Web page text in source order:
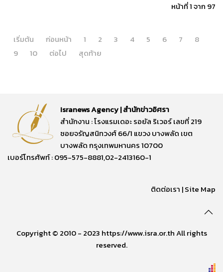
หน้าที่ 1 จาก 97
เริ่มต้น ก่อนหน้า 1 2 3 4 5 6 7
8
9
10 ต่อไป สุดท้าย
Isranews Agency | สำนักข่าวอิศรา
สำนักงาน : โรงแรมเดอะ รอยัล ริเวอร์ เลขที่ 219
ซอยจรัญสนิทวงศ์ 66/1 แขวง บางพลัด เขต
บางพลัด กรุงเทพมหานคร 10700
เบอร์โทรศัพท์ : 095-575-8881,02-2413160-1
ติดต่อเรา |Site Map
Copyright © 2010 - 2023 https://www.isra.or.th All rights
reserved.